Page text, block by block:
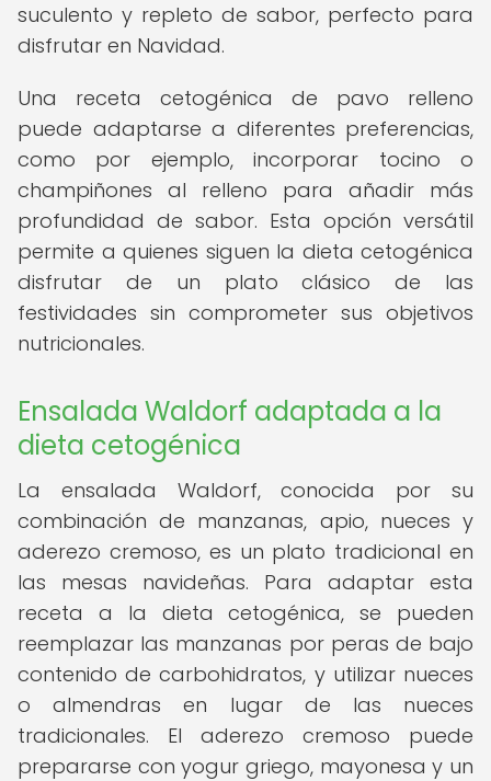
suculento y repleto de sabor, perfecto para
disfrutar en Navidad.
Una receta cetogénica de pavo relleno
puede adaptarse a diferentes preferencias,
como por ejemplo, incorporar tocino o
champiñones al relleno para añadir más
profundidad de sabor. Esta opción versátil
permite a quienes siguen la dieta cetogénica
disfrutar de un plato clásico de las
festividades sin comprometer sus objetivos
nutricionales.
Ensalada Waldorf adaptada a la
dieta cetogénica
La ensalada Waldorf, conocida por su
combinación de manzanas, apio, nueces y
aderezo cremoso, es un plato tradicional en
las mesas navideñas. Para adaptar esta
receta a la dieta cetogénica, se pueden
reemplazar las manzanas por peras de bajo
contenido de carbohidratos, y utilizar nueces
o almendras en lugar de las nueces
tradicionales. El aderezo cremoso puede
prepararse con yogur griego, mayonesa y un